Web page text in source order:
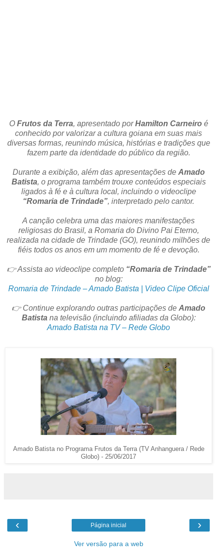
O Frutos da Terra, apresentado porHamilton Carneiro é
conhecido por valorizar a cultura goiana em suas mais
diversas formas, reunindo música, histórias e tradições que
fazem parte da identidade do público da região.
Durante a exibição, além das apresentações de Amado
Batista, o programa também trouxe conteúdos especiais
ligados à fé e à cultura local, incluindo o videoclipe
“Romaria de Trindade”, interpretado pelo cantor.
A canção celebra uma das maiores manifestações
religiosas do Brasil, a Romaria do Divino Pai Eterno,
realizada na cidade de Trindade (GO), reunindo milhões de
fiéis todos os anos em um momento de fé e devoção.
👉 Assista ao videoclipe completo “Romaria de Trindade”
no blog:
Romaria de Trindade – Amado Batista | Video Clipe Oficial
👉 Continue explorando outras participações de Amado
Batista na televisão (incluindo afiliadas da Globo):
Amado Batista na TV – Rede Globo
Amado Batista no Programa Frutos da Terra (TV Anhanguera / Rede
Globo) - 25/06/2017
‹ ›
Página inicial
Ver versão para a web